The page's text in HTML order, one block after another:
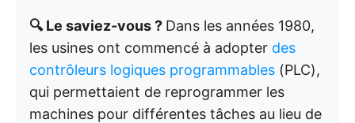
🔍 Le saviez-vous ? Dans les années 1980,
les usines ont commencé à adopter des
contrôleurs logiques programmables (PLC),
qui permettaient de reprogrammer les
machines pour différentes tâches au lieu de